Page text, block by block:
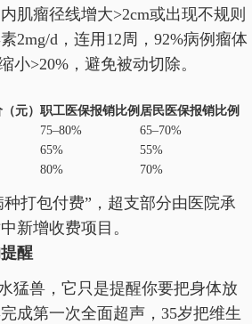
肌瘤径线增大>2cm或出现不规则
2mg/d，连用12周，92%病例瘤体
小>20%，避免被动切除。
元） 职工医保报销比例 居民医保报销比例
75–80%
65–70%
65%
55%
80% 70%
种打包付费”，超支部分由医院承
新增收费项目。
醒
猛兽，它只是提醒你要把身体放
成第一次全面超声，35岁把维生